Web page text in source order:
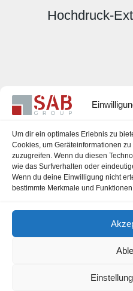
Um dir ein optimales Erlebnis zu
Cookies, um Geräteinformationen
zuzugreifen. Wenn du diesen
wie das Surfverhalten oder
Wenn du deine Einwilligung nicht
bestimmte Merkmale und
Hochdruck-
Karriere
Impressum
Datenschutzerklärung
Cookie-Richtlinie (EU)
office@sab-group.com